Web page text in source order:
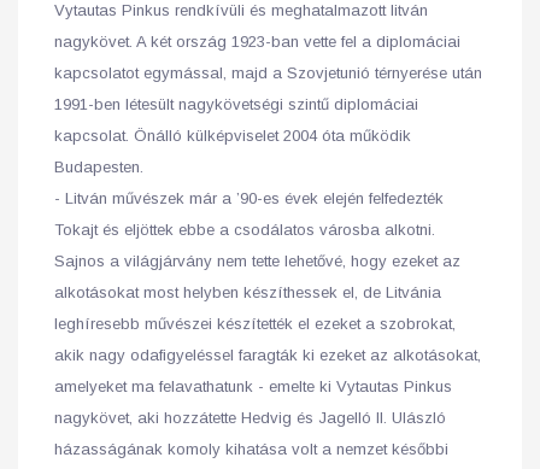
Vytautas Pinkus rendkívüli és meghatalmazott litván
nagykövet. A két ország 1923-ban vette fel a diplomáciai
kapcsolatot egymással, majd a Szovjetunió térnyerése után
1991-ben létesült nagykövetségi szintű diplomáciai
kapcsolat. Önálló külképviselet 2004 óta működik
Budapesten.
- Litván művészek már a ’90-es évek elején felfedezték
Tokajt és eljöttek ebbe a csodálatos városba alkotni.
Sajnos a világjárvány nem tette lehetővé, hogy ezeket az
alkotásokat most helyben készíthessek el, de Litvánia
leghíresebb művészei készítették el ezeket a szobrokat,
akik nagy odafigyeléssel faragták ki ezeket az alkotásokat,
amelyeket ma felavathatunk - emelte ki Vytautas Pinkus
nagykövet, aki hozzátette Hedvig és Jagelló II. Ulászló
házasságának komoly kihatása volt a nemzet későbbi